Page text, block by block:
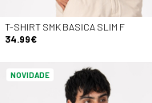
T-SHIRT SMK BASICA SLIM F
34.99€
NOVIDADE